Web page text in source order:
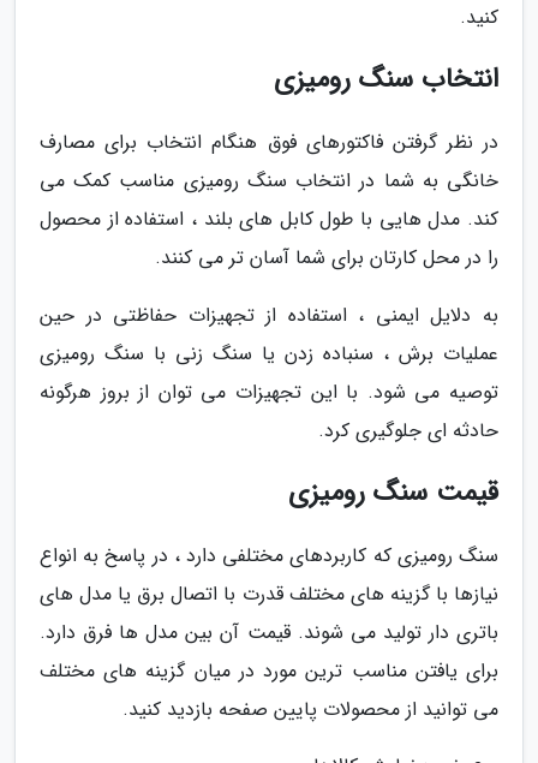
کنید.
انتخاب سنگ رومیزی
در نظر گرفتن فاکتورهای فوق هنگام انتخاب برای مصارف
خانگی به شما در انتخاب سنگ رومیزی مناسب کمک می
کند. مدل هایی با طول کابل های بلند ، استفاده از محصول
را در محل کارتان برای شما آسان تر می کنند.
به دلایل ایمنی ، استفاده از تجهیزات حفاظتی در حین
عملیات برش ، سنباده زدن یا سنگ زنی با سنگ رومیزی
توصیه می شود. با این تجهیزات می توان از بروز هرگونه
حادثه ای جلوگیری کرد.
قیمت سنگ رومیزی
سنگ رومیزی که کاربردهای مختلفی دارد ، در پاسخ به انواع
نیازها با گزینه های مختلف قدرت با اتصال برق یا مدل های
باتری دار تولید می شوند. قیمت آن بین مدل ها فرق دارد.
برای یافتن مناسب ترین مورد در میان گزینه های مختلف
می توانید از محصولات پایین صفحه بازدید کنید.